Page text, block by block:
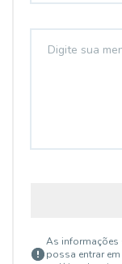
As informações
possa entrar